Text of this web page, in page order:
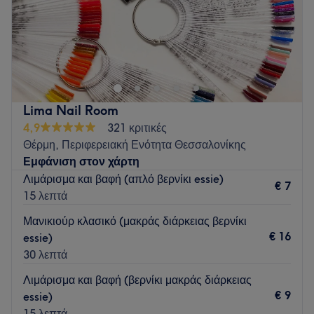
Συγκοινωνία:
Το κατάστημα βρίσκεται κοντά σε στάσεις λεωφορείων.
Η ομάδα
Η ομάδα πιστεύει ότι αξίζεις το καλύτερο και σου το
προσφέρει με όποια υπηρεσία κι αν επιλέξεις.
Τι μας αρέσει:
Περιβάλλον: Ζεστό, φιλικό.
Ειδικεύονται σε: Μανικιούρ, extensions βλεφαρίδων, μασάζ,
μακιγιάζ.
Go to venue
Go to venue
Lima Nail Room
4,9
321 κριτικές
Θέρμη, Περιφερειακή Ενότητα Θεσσαλονίκης
Εμφάνιση στον χάρτη
Λιμάρισμα και βαφή (απλό βερνίκι essie)
15 λεπτά
€ 7
Μανικιούρ κλασικό (μακράς διάρκειας βερνίκι
essie)
30 λεπτά
€ 16
Λιμάρισμα και βαφή (βερνίκι μακράς διάρκειας
essie)
€ 9